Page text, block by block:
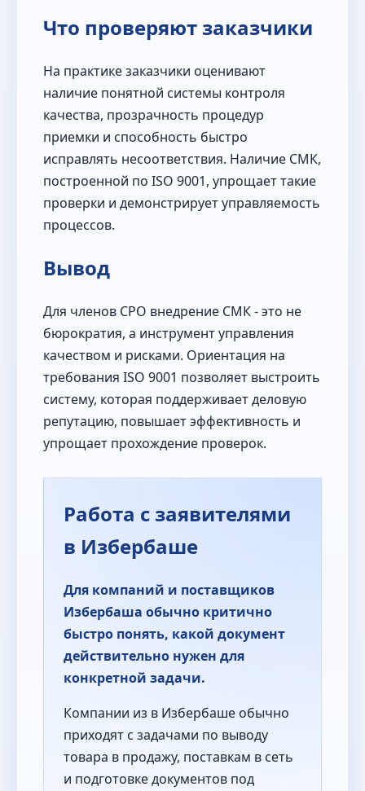
Что проверяют заказчики
На практике заказчики оценивают
наличие понятной системы контроля
качества, прозрачность процедур
приемки и способность быстро
исправлять несоответствия. Наличие СМК,
построенной по ISO 9001, упрощает такие
проверки и демонстрирует управляемость
процессов.
Вывод
Для членов СРО внедрение СМК - это не
бюрократия, а инструмент управления
качеством и рисками. Ориентация на
требования ISO 9001 позволяет выстроить
систему, которая поддерживает деловую
репутацию, повышает эффективность и
упрощает прохождение проверок.
Работа с заявителями
в Избербаше
Для компаний и поставщиков
Избербаша обычно критично
быстро понять, какой документ
действительно нужен для
конкретной задачи.
Компании из в Избербаше обычно
приходят с задачами по выводу
товара в продажу, поставкам в сеть
и подготовке документов под